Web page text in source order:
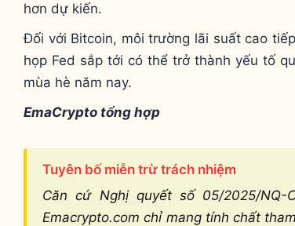
hơn dự kiến.
Đối với Bitcoin, môi trường lãi suất cao
họp Fed sắp tới có thể trở thành yếu tố
mùa hè năm nay.
EmaCrypto tổng hợp
Tuyên bố miễn trừ trách nhiệm
Căn cứ Nghị quyết số 05/2025/
Emacrypto.com chỉ mang tính chất